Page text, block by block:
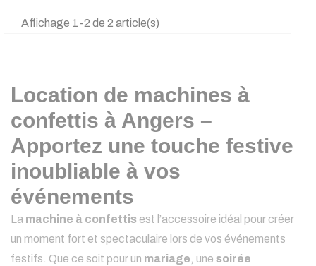
Affichage 1-2 de 2 article(s)
Location de machines à
confettis à Angers –
Apportez une touche festive
inoubliable à vos
événements
La machine à confettis est l’accessoire idéal pour créer
un moment fort et spectaculaire lors de vos événements
festifs. Que ce soit pour un mariage , une soirée